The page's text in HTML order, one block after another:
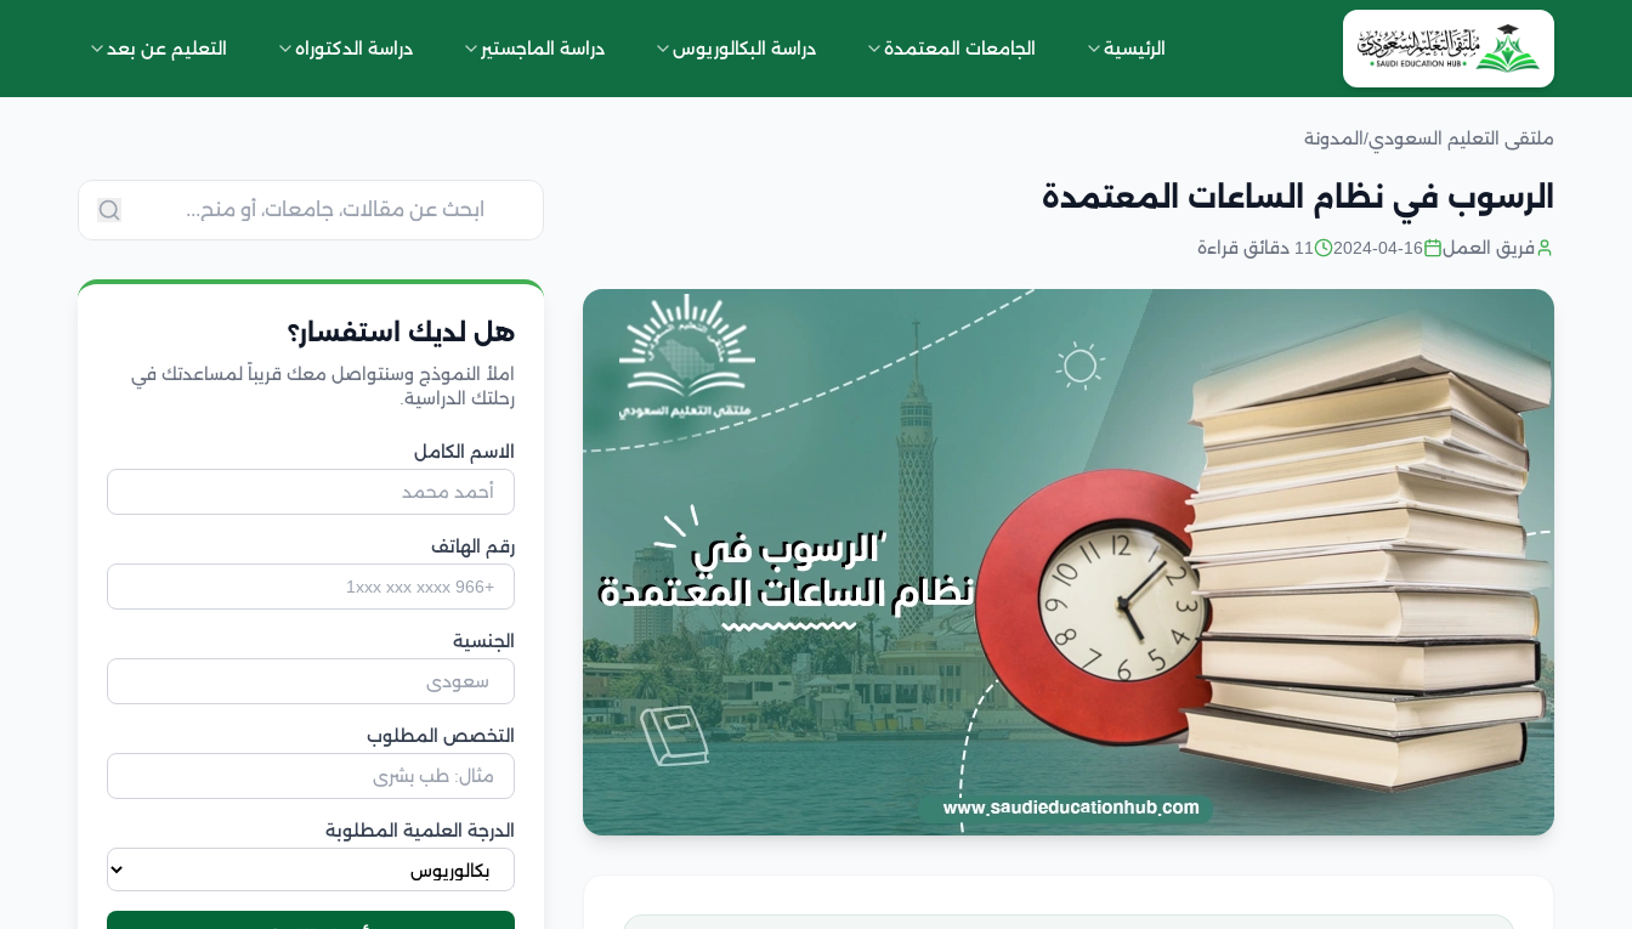
الرئيسية الجامعات المعتمدة دراسة البكالوريوس دراسة الماجستير دراسة الدكتوراه التعليم عن بعد
ملتقى التعليم السعودي/ المدونة
الرسوب في نظام الساعات المعتمدة
فريق العمل 2024-04-16 11 دقائق قراءة
هل لديك استفسار؟
املأ النموذج وسنتواصل معك قريباً لمساعدتك في
رحلتك الدراسية.
الاسم الكامل
رقم الهاتف
الجنسية
التخصص المطلوب
الدرجة العلمية المطلوبة